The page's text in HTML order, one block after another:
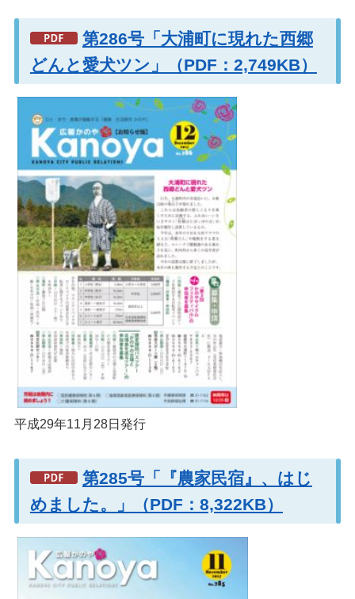
第286号「大浦町に現れた西郷
どんと愛犬ツン」（PDF：2,749KB）
平成29年11月28日発行
第285号「『農家民宿』、はじ
めました。」（PDF：8,322KB）